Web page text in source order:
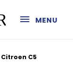
MENU
C5